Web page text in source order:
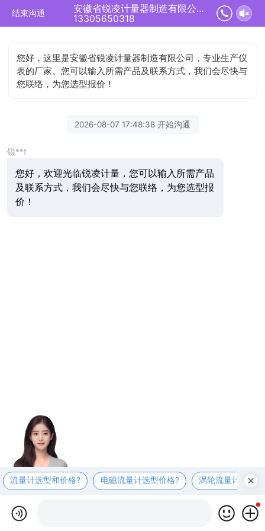
结束沟通
安徽省锐凌计量器制造有限公司正在为您服务
13305650318
您好，这里是安徽省锐凌计量器制造有限公司，专业生产仪
表的厂家。您可以输入所需产品及联系方式，我们会尽快与
您联络，为您选型报价！
2026-08-07 17:48:38 开始沟通
锐**f
您好，欢迎光临锐凌计量，您可以输入所需产品
及联系方式，我们会尽快与您联络，为您选型报
价！
流量计选型和价格? 电磁流量计选型价格? 涡轮流量计选型